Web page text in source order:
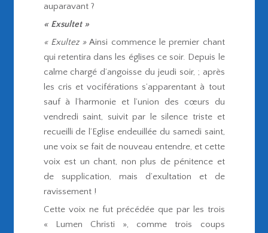
auparavant ?
« Exsultet »
« Exultez »Ainsi commence le premier chant
qui retentira dans les églises ce soir. Depuis le
calme chargé d’angoisse du jeudi soir, ; après
les cris et vociférations s’apparentant à tout
sauf à l’harmonie et l’union des cœurs du
vendredi saint, suivit par le silence triste et
recueilli de l’Eglise endeuillée du samedi saint,
une voix se fait de nouveau entendre, et cette
voix est un chant, non plus de pénitence et
de supplication, mais d’exultation et de
ravissement !
Cette voix ne fut précédée que par les trois
« Lumen Christi », comme trois coups